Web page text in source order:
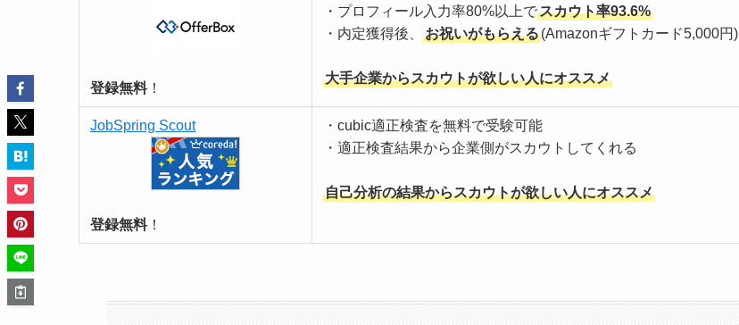
登録無料！
・プロフィール入力率80%以上でスカウト率93.6%
・内定獲得後、
お祝いがもらえる(Amazonギフトカード5,000円)
大手企業からスカウトが欲しい人にオススメ
JobSpring Scout
登録無料！
・cubic適正検査を無料で受験可能
・適正検査結果から企業側がスカウトしてくれる
自己分析の結果からスカウトが欲しい人にオススメ